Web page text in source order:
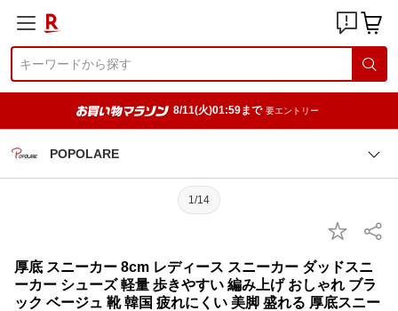
8/11(火)01:59まで 要エントリー
POPOLARE
1/14
厚底 スニーカー 8cm レディース スニーカー ダッドスニ
ーカー シューズ 軽量 歩きやすい 編み上げ おしゃれ ブラ
ック ベージュ 靴 韓国 疲れにくい 美脚 盛れる 厚底スニー